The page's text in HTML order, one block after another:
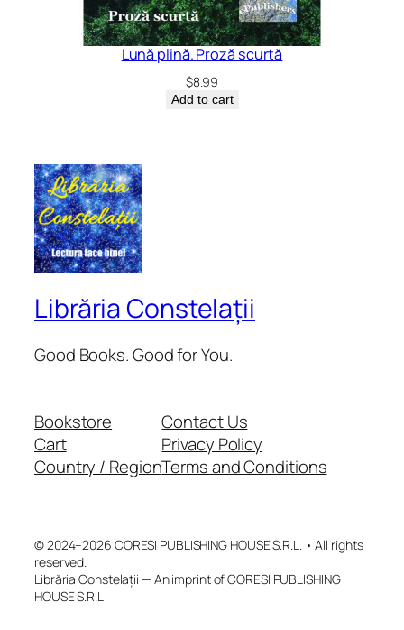
Lună plină. Proză scurtă
$8.99
Add to cart
Librăria Constelații
Good Books. Good for You.
Bookstore
Cart
Country / Region
Contact Us
Privacy Policy
Terms and Conditions
© 2024–2026 CORESI PUBLISHING HOUSE S.R.L. • All rights
reserved.
Librăria Constelații — An imprint of CORESI PUBLISHING
HOUSE S.R.L